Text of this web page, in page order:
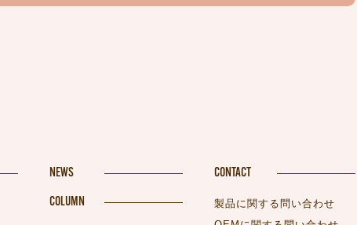
NEWS
COLUMN
CONTACT
製品に関する問い合わせ